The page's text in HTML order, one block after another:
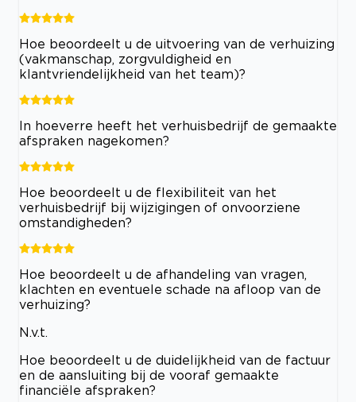
Hoe beoordeelt u de uitvoering van de verhuizing
(vakmanschap, zorgvuldigheid en
klantvriendelijkheid van het team)?
In hoeverre heeft het verhuisbedrijf de gemaakte
afspraken nagekomen?
Hoe beoordeelt u de flexibiliteit van het
verhuisbedrijf bij wijzigingen of onvoorziene
omstandigheden?
Hoe beoordeelt u de afhandeling van vragen,
klachten en eventuele schade na afloop van de
verhuizing?
N.v.t.
Hoe beoordeelt u de duidelijkheid van de factuur
en de aansluiting bij de vooraf gemaakte
financiële afspraken?